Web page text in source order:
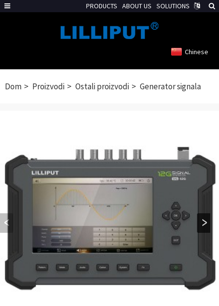
Chinese
Dom Proizvodi Ostali proizvodi Generator signala
PRODUCTS ABOUT US SOLUTIONS